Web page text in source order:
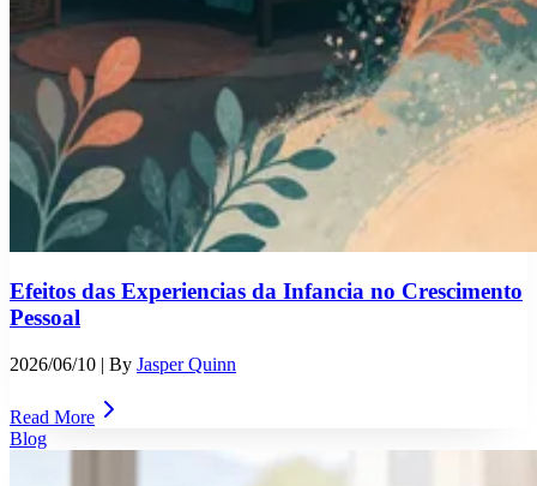
Efeitos das Experiencias da Infancia no Crescimento
Pessoal
2026/06/10 | By Jasper Quinn
Read More
Blog